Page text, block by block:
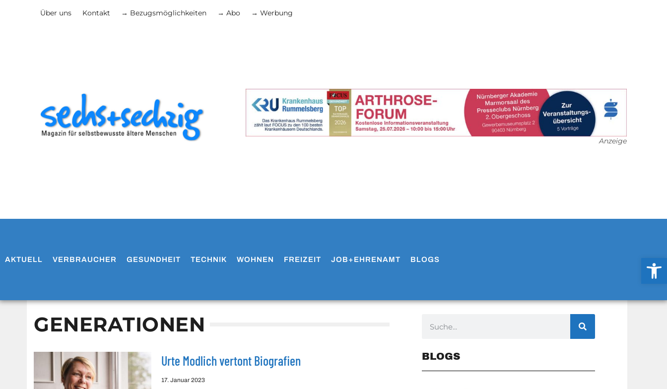
Über uns Kontakt → Bezugsmöglichkeiten → Abo → Werbung
Anzeige
AKTUELL VERBRAUCHER GESUNDHEIT TECHNIK WOHNEN FREIZEIT JOB+EHRENAMT BLOGS
GENERATIONEN
Urte Modlich vertont Biografien
17. Januar 2023
BLOGS